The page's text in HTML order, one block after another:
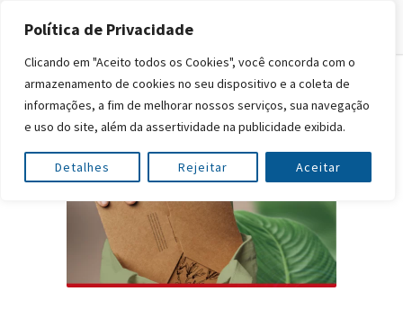
Política de Privacidade
Clicando em "Aceito todos os Cookies", você concorda com o
armazenamento de cookies no seu dispositivo e a coleta de
informações, a fim de melhorar nossos serviços, sua navegação
e uso do site, além da assertividade na publicidade exibida.
Detalhes Rejeitar Aceitar